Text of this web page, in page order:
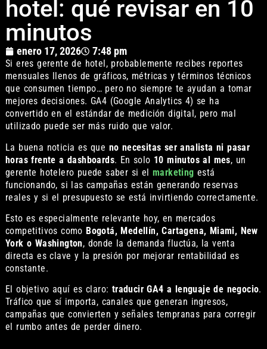
hotel: qué revisar en 10
minutos
enero 17, 2026 7:48 pm
Si eres gerente de hotel, probablemente recibes reportes
mensuales llenos de gráficos, métricas y términos técnicos
que consumen tiempo… pero no siempre te ayudan a tomar
mejores decisiones. GA4 (Google Analytics 4) se ha
convertido en el estándar de medición digital, pero mal
utilizado puede ser más ruido que valor.
La buena noticia es que no necesitas ser analista ni pasar
horas frente a dashboards. En solo 10 minutos al mes, un
gerente hotelero puede saber si el marketing está
funcionando, si las campañas están generando reservas
reales y si el presupuesto se está invirtiendo correctamente.
Esto es especialmente relevante hoy, en mercados
competitivos como Bogotá, Medellín, Cartagena, Miami, New
York o Washington, donde la demanda fluctúa, la venta
directa es clave y la presión por mejorar rentabilidad es
constante.
El objetivo aquí es claro: traducir GA4 a lenguaje de negocio.
Tráfico que sí importa, canales que generan ingresos,
campañas que convierten y señales tempranas para corregir
el rumbo antes de perder dinero.